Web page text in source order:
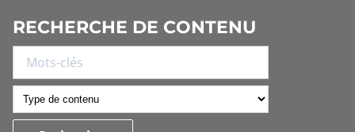
RECHERCHE DE CONTENU